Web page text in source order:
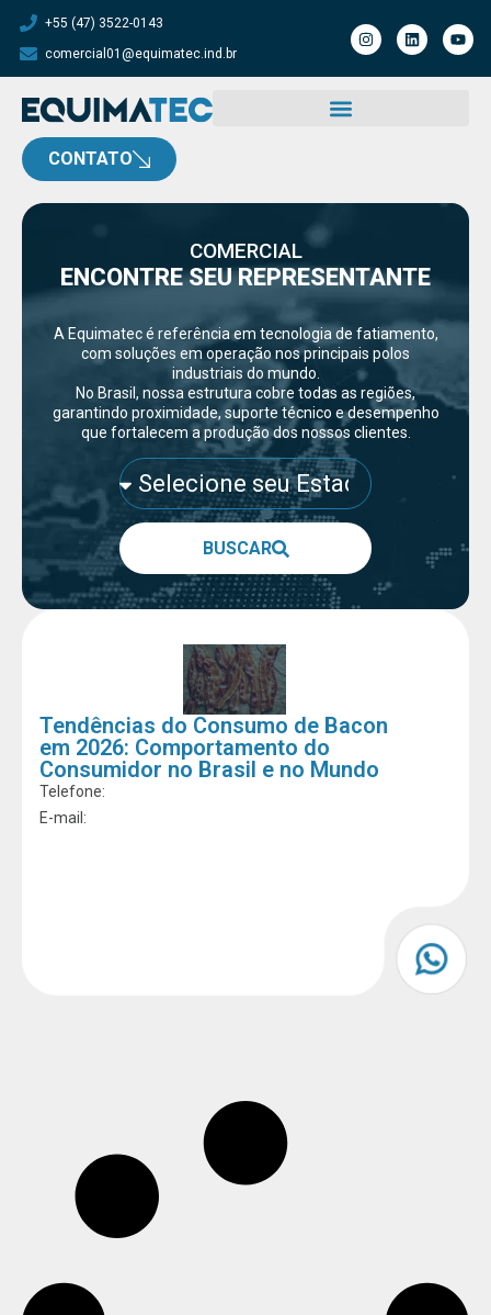
+55 (47) 3522-0143
comercial01@equimatec.ind.br
CONTATO
COMERCIAL
ENCONTRE SEU REPRESENTANTE
A Equimatec é referência em tecnologia de fatiamento,
com soluções em operação nos principais polos
industriais do mundo.
No Brasil, nossa estrutura cobre todas as regiões,
garantindo proximidade, suporte técnico e desempenho
que fortalecem a produção dos nossos clientes.
BUSCAR
Tendências do Consumo de Bacon
em 2026: Comportamento do
Consumidor no Brasil e no Mundo
Telefone:
E-mail: